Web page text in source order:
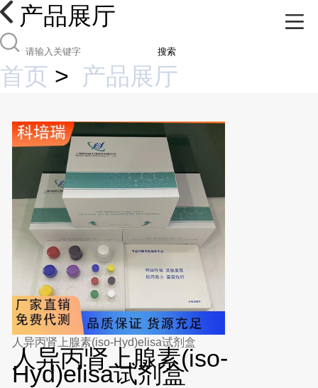
产品展厅
搜索
首页 > 产品展厅
人异丙肾上腺素(iso-Hyd)elisa试剂盒
人异丙肾上腺素(iso-
Hyd)elisa试剂盒